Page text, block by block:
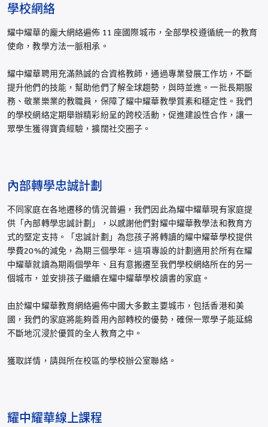
學校網絡
耀中耀華的龐大網絡遍佈 11 座國際城市，全部學校遵循統一的教育
使命，教學方法一脈相承。
耀中耀華聘用充滿熱誠的合資格教師，通過專業發展工作坊，不斷
提升他們的技能，幫助他們了解全球趨勢，與時並進。一批長期服
務、敬業樂業的教職員，保障了耀中耀華教學質素和穩定性。我們
的學校網絡定期舉辦精彩紛呈的跨校活動，促進建設性合作，讓一
眾學生獲得寶貴經驗，擴闊社交圈子。
內部轉學忠誠計劃
不同家庭在各地遷移的情況普遍，我們因此為耀中耀華現有家庭提
供「內部轉學忠誠計劃」，以感謝他們對耀中耀華教學法和教育方
式的堅定支持。「忠誠計劃」為您孩子將轉讀的耀中耀華學校提供
學費20%的減免，為期三個學年。這項專設的計劃適用於所有在耀
中耀華就讀為期兩個學年、且有意搬遷至我們學校網絡所在的另一
個城市，並安排孩子繼續在耀中耀華學校讀書的家庭。
由於耀中耀華教育網絡遍佈中國大多數主要城市，包括香港和美
國，我們的家庭將能夠善用內部轉校的優勢，確保一眾學子能延綿
不斷地沉浸於優質的全人教育之中。
獲取詳情，請與所在校區的學校辦公室聯絡。
耀中耀華線上課程